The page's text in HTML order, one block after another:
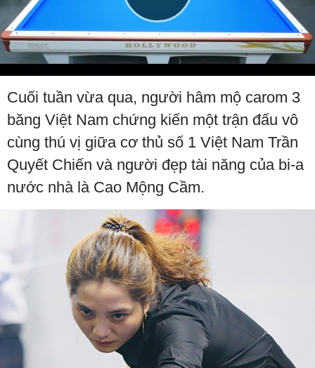
Play
Video
Cuối tuần vừa qua, người hâm mộ carom 3
băng Việt Nam chứng kiến một trận đấu vô
cùng thú vị giữa cơ thủ số 1 Việt Nam Trần
Quyết Chiến và người đẹp tài năng của bi-a
nước nhà là Cao Mộng Cầm.